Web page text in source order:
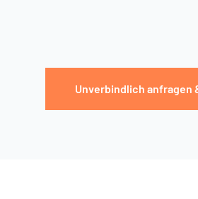
Unverbindlich anfragen